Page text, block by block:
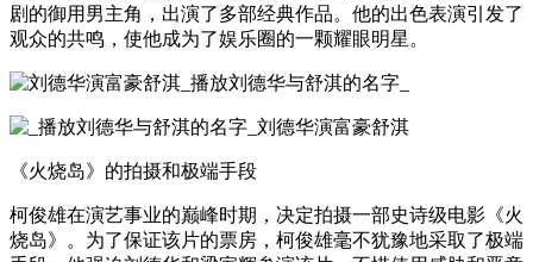
剧的御用男主角，出演了多部经典作品。他的出色表演引发了
观众的共鸣，使他成为了娱乐圈的一颗耀眼明星。
《火烧岛》的拍摄和极端手段
柯俊雄在演艺事业的巅峰时期，决定拍摄一部史诗级电影《火
烧岛》。为了保证该片的票房，柯俊雄毫不犹豫地采取了极端